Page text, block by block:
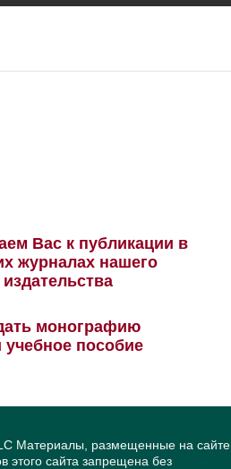
Вас к публикации в
журналах нашего
издательства
монографию
учебное пособие
Материалы, размещенные на сайте,
этого сайта запрещена без